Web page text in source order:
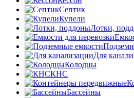
Септик
Купели
Лотки,
Для
Колодцы
КНС
Бассейны